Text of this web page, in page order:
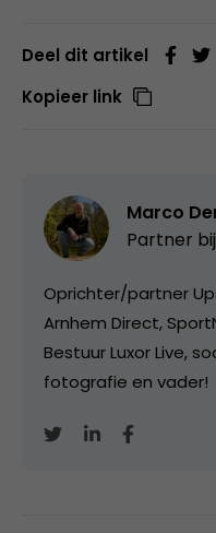
Deel dit artikel
Kopieer link
Marco
Partner bij
Oprichter/partner
Arnhem Direct,
Bestuur Luxor Live,
fotografie en vader!